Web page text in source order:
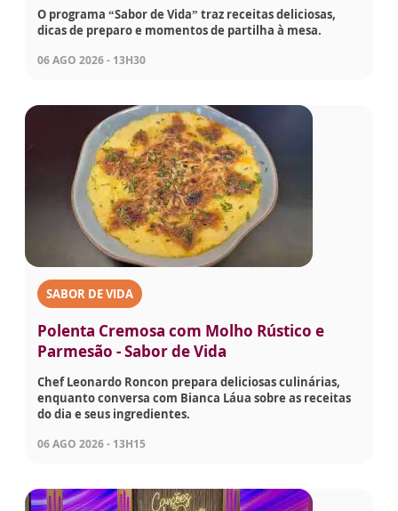
O programa “Sabor de Vida” traz receitas deliciosas,
dicas de preparo e momentos de partilha à mesa.
06 AGO 2026 - 13H30
SABOR DE VIDA
Polenta Cremosa com Molho Rústico e
Parmesão - Sabor de Vida
Chef Leonardo Roncon prepara deliciosas culinárias,
enquanto conversa com Bianca Láua sobre as receitas
do dia e seus ingredientes.
06 AGO 2026 - 13H15